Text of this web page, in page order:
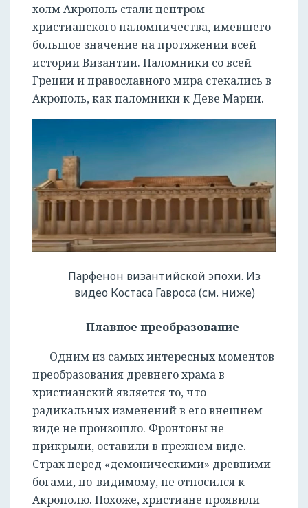
холм Акрополь стали центром
христианского паломничества, имевшего
большое значение на протяжении всей
истории Византии. Паломники со всей
Греции и православного мира стекались в
Акрополь, как паломники к Деве Марии.
Парфенон византийской эпохи. Из
видео Костаса Гавроса (см. ниже)
Плавное преобразование
Одним из самых интересных моментов
преобразования древнего храма в
христианский является то, что
радикальных изменений в его внешнем
виде не произошло. Фронтоны не
прикрыли, оставили в прежнем виде.
Страх перед «демоническими» древними
богами, по-видимому, не относился к
Акрополю. Похоже, христиане проявили